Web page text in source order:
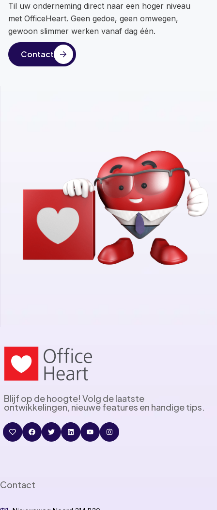
Til uw onderneming direct naar een hoger niveau
met OfficeHeart. Geen gedoe, geen omwegen,
gewoon slimmer werken vanaf dag één.
Contact
Blijf op de hoogte! Volg de laatste
ontwikkelingen, nieuwe features en handige tips.
Contact